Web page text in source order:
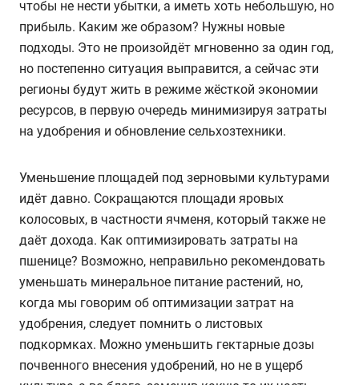
чтобы не нести убытки, а иметь хоть небольшую, но
прибыль. Каким же образом? Нужны новые
подходы. Это не произойдёт мгновенно за один год,
но постепенно ситуация выправится, а сейчас эти
регионы будут жить в режиме жёсткой экономии
ресурсов, в первую очередь минимизируя затраты
на удобрения и обновление сельхозтехники.
Уменьшение площадей под зерновыми культурами
идёт давно. Сокращаются площади яровых
колосовых, в частности ячменя, который также не
даёт дохода. Как оптимизировать затраты на
пшенице? Возможно, неправильно рекомендовать
уменьшать минеральное питание растений, но,
когда мы говорим об оптимизации затрат на
удобрения, следует помнить о листовых
подкормках. Можно уменьшить гектарные дозы
почвенного внесения удобрений, но не в ущерб